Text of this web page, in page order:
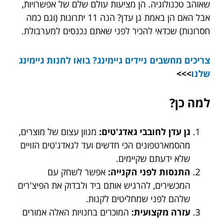
שאוהב טכנולוגיה. הן מציעות עולם שלם של אפשרויות,
אבל האם הן באמת גן עדן? הנה 11 יתרונות (וגם כמה
חסרונות) שכדאי להכיר לפני שאתם נכנסים למערבולת.
צריכים מחשבים ניידים גיימינג? בואו לחנות גיימינג
שלנו>>>
למה כן?
גן עדן לחובבי גאדג'טים: מגוון עצום של מוצרים,
מהסמארטפונים הכי חדשים ועד לגאדג'טים הזויים
שלא ידעתם שקיימים.
התנסות לפני הקנייה: אפשר לשחק עם
המכשירים, להרגיש אותם ביד ולבדוק את הפיצ'רים
שלהם לפני שמחליטים לקנות.
עזרה מקצועית: המוכרים בחנויות האלה אמורים